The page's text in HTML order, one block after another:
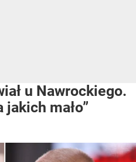
u Nawrockiego.
mało”